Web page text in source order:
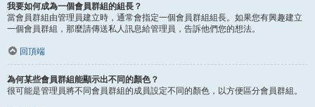
我要如何成為一個會員群組的組長？
當會員群組由管理員建立時，通常會指定一個會員群組組長。如果您有興趣建立
一個會員群組，那麼請傳送私人訊息給管理員，告訴他們您的想法。
回頂端
為何某些會員群組能顯示出不同的顏色？
很可能是管理員將不同會員群組的成員設定不同的顏色，以方便區分會員群組。